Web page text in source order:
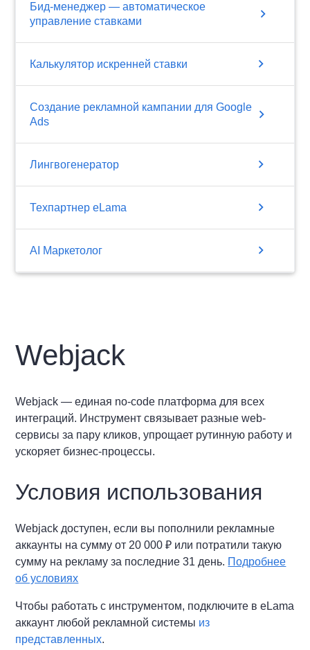
Бид-менеджер — автоматическое
управление ставками
chevron_right
Калькулятор искренней ставки chevron_right
Создание рекламной кампании для Google
Ads
chevron_right
Лингвогенератор chevron_right
Техпартнер eLama chevron_right
AI Маркетолог chevron_right
Webjack
Webjack — единая no-code платформа для всех
интеграций. Инструмент связывает разные web-
сервисы за пару кликов, упрощает рутинную работу и
ускоряет бизнес-процессы.
Условия использования
Webjack доступен, если вы пополнили рекламные
аккаунты на сумму от 20 000 ₽ или потратили такую
сумму на рекламу за последние 31 день. Подробнее
об условиях
Чтобы работать с инструментом, подключите в eLama
аккаунт любой рекламной системы из
представленных.